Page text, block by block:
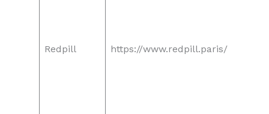
Redpill https://www.redpill.paris/